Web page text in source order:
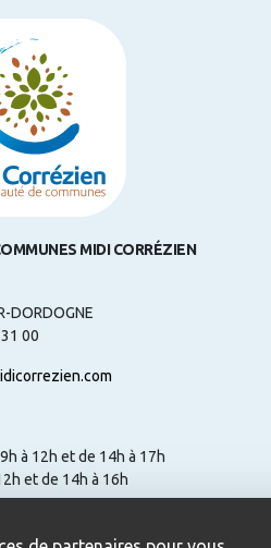
MIDI CORRÉZIEN
DORDOGNE
00
à 12h et de 14h à 17h
et de 14h à 16h